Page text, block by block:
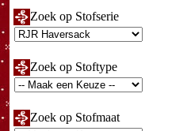
Zoek op Stofserie
Zoek op Stoftype
Zoek op Stofmaat